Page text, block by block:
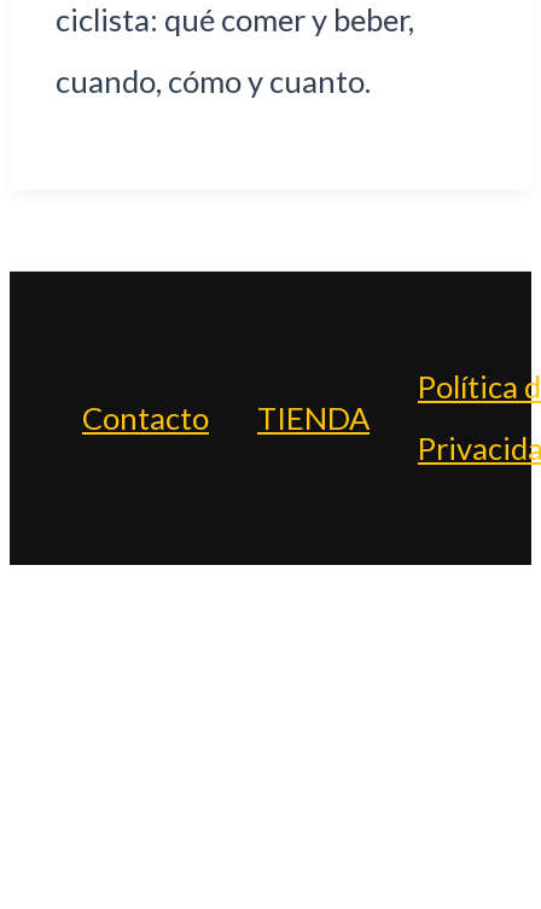
ciclista: qué comer y beber,
cuando, cómo y cuanto.
Contacto TIENDA
Política